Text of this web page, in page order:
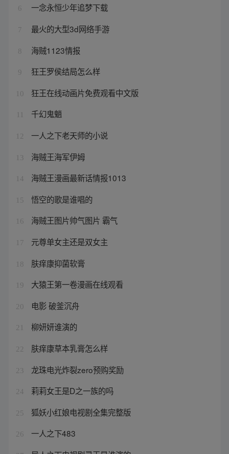
6 一念永恒少年追梦下载
7 最火的大型3d网络手游
8 海贼1123情报
9 狂王罗侯结局怎么样
10 狂王在线动画片免费观看中文版
千幻鬼魈
12 一人之下老天师的小说
13 海贼王海军伊姆
14 海贼王漫画最新话情报1013
15 悟空的歌是谁唱的
16 海贼王图片帅气图片 霸气
17 元尊单女主还是双女主
18 肤痒康抑菌软膏
19 大猿王第一卷漫画在线观看
20 电影 破釜沉舟
21 柳妍妍谁演的
22 肤痒康草本乳膏怎么样
23 龙珠电光炸裂zero预购奖励
24 莉莉女王是D之一族的吗
25 狐妖小红娘电视剧全集完整版
26 一人之下483